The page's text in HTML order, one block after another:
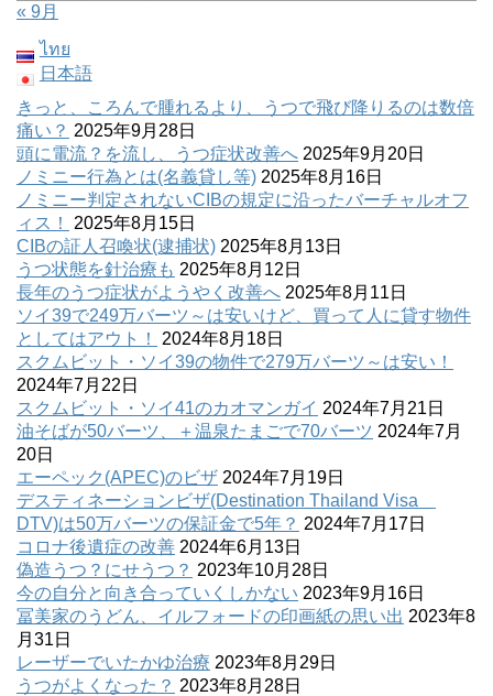
« 9月
ไทย
日本語
きっと、ころんで腫れるより、うつで飛び降りるのは数倍
痛い？ 2025年9月28日
頭に電流？を流し、うつ症状改善へ 2025年9月20日
ノミニー行為とは(名義貸し等) 2025年8月16日
ノミニー判定されないCIBの規定に沿ったバーチャルオフ
ィス！
2025年8月15日
CIBの証人召喚状(逮捕状) 2025年8月13日
うつ状態を針治療も 2025年8月12日
長年のうつ症状がようやく改善へ 2025年8月11日
ソイ39で249万バーツ～は安いけど、買って人に貸す物件
としてはアウト！
2024年8月18日
スクムビット・ソイ39の物件で279万バーツ～は安い！
2024年7月22日
スクムビット・ソイ41のカオマンガイ 2024年7月21日
油そばが50バーツ、＋温泉たまごで70バーツ 2024年7月
20日
エーペック(APEC)のビザ 2024年7月19日
デスティネーションビザ(Destination Thailand Visa
DTV)は50万バーツの保証金で5年？ 2024年7月17日
コロナ後遺症の改善 2024年6月13日
偽造うつ？にせうつ？ 2023年10月28日
今の自分と向き合っていくしかない 2023年9月16日
冨美家のうどん、イルフォードの印画紙の思い出 2023年8
月31日
レーザーでいたかゆ治療 2023年8月29日
うつがよくなった？ 2023年8月28日